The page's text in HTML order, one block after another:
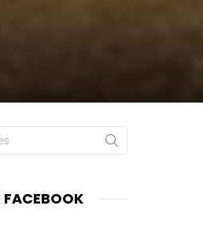
FACEBOOK